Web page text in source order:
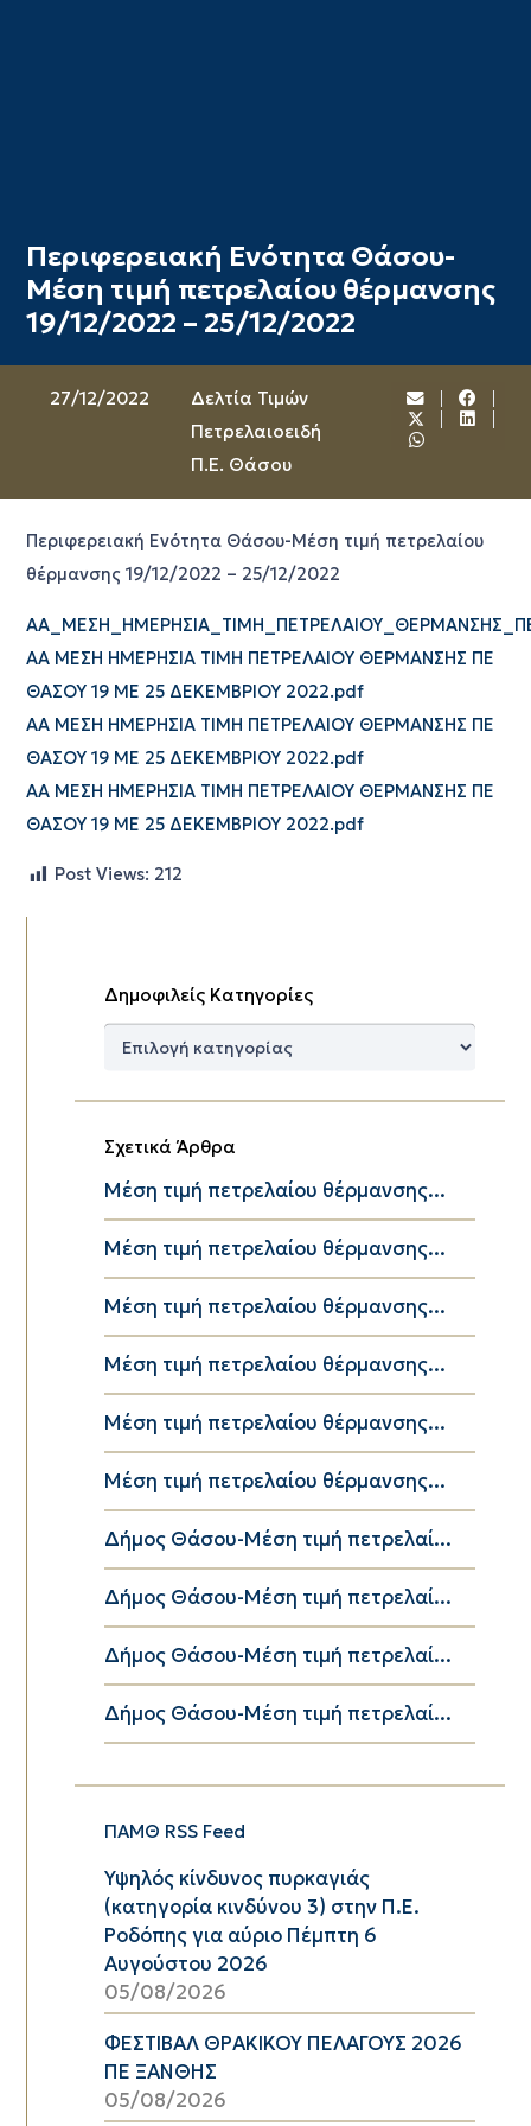
Περιφερειακή Ενότητα Θάσου-
Μέση τιμή πετρελαίου θέρμανσης
19/12/2022 – 25/12/2022
27/12/2022
Δελτία Τιμών
Πετρελαιοειδή
Π.Ε. Θάσου
Περιφερειακή Ενότητα Θάσου-Μέση τιμή πετρελαίου
θέρμανσης 19/12/2022 – 25/12/2022
ΑΑ ΜΕΣΗ ΗΜΕΡΗΣΙΑ ΤΙΜΗ ΠΕΤΡΕΛΑΙΟΥ ΘΕΡΜΑΝΣΗΣ ΠΕ
ΘΑΣΟΥ 19 ΜΕ 25 ΔΕΚΕΜΒΡΙΟΥ 2022.pdf
ΑΑ ΜΕΣΗ ΗΜΕΡΗΣΙΑ ΤΙΜΗ ΠΕΤΡΕΛΑΙΟΥ ΘΕΡΜΑΝΣΗΣ ΠΕ
ΘΑΣΟΥ 19 ΜΕ 25 ΔΕΚΕΜΒΡΙΟΥ 2022.pdf
ΑΑ ΜΕΣΗ ΗΜΕΡΗΣΙΑ ΤΙΜΗ ΠΕΤΡΕΛΑΙΟΥ ΘΕΡΜΑΝΣΗΣ ΠΕ
ΘΑΣΟΥ 19 ΜΕ 25 ΔΕΚΕΜΒΡΙΟΥ 2022.pdf
Post Views: 212
Δημοφιλείς Κατηγορίες
Δημοφιλείς
Σχετικά Άρθρα
Μέση τιμή πετρελαίου θέρμανσης...
Μέση τιμή πετρελαίου θέρμανσης...
Μέση τιμή πετρελαίου θέρμανσης...
Μέση τιμή πετρελαίου θέρμανσης...
Μέση τιμή πετρελαίου θέρμανσης...
Μέση τιμή πετρελαίου θέρμανσης...
Δήμος Θάσου-Μέση τιμή πετρελαί...
Δήμος Θάσου-Μέση τιμή πετρελαί...
Δήμος Θάσου-Μέση τιμή πετρελαί...
Δήμος Θάσου-Μέση τιμή πετρελαί...
ΠΑΜΘ RSS Feed
Υψηλός κίνδυνος πυρκαγιάς
(κατηγορία κινδύνου 3) στην Π.Ε.
Ροδόπης για αύριο Πέμπτη 6
Αυγούστου 2026
05/08/2026
ΦΕΣΤΙΒΑΛ ΘΡΑΚΙΚΟΥ ΠΕΛΑΓΟΥΣ 2026
ΠΕ ΞΑΝΘΗΣ
05/08/2026